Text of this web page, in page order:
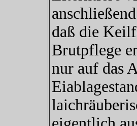
daß die
Brutpflege
nur auf das